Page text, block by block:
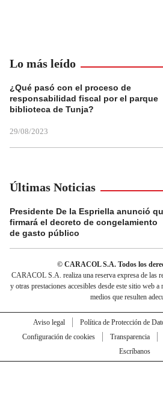
Lo más leído
¿Qué pasó con el proceso de
responsabilidad fiscal por el parque
biblioteca de Tunja?
29/08/2023
Últimas Noticias
Presidente De la Espriella anunció
firmará el decreto de congelamiento
de gasto público
© CARACOL S.A. Todos los
CARACOL S.A. realiza una reserva expresa de las
y otras prestaciones accesibles desde este sitio web
medios que resulten
Aviso legal Política de Protección de
Configuración de cookies
Transparencia
Escríbanos